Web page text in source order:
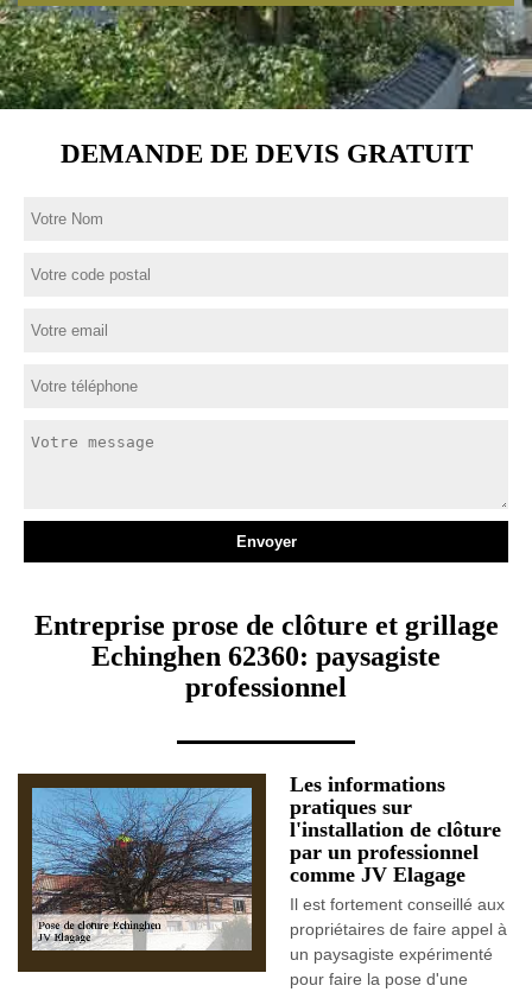
DEMANDE DE DEVIS GRATUIT
Entreprise prose de clôture et grillage
Echinghen 62360: paysagiste
professionnel
Les informations
pratiques sur
l'installation de clôture
par un professionnel
comme JV Elagage
Il est fortement conseillé aux
propriétaires de faire appel à
un paysagiste expérimenté
pour faire la pose d'une